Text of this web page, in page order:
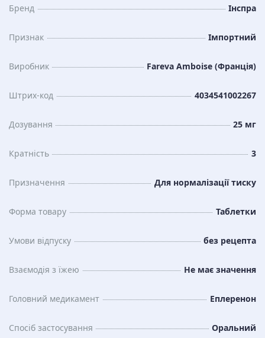
Бренд Інспра
Признак Імпортний
Виробник Fareva Amboise (Франція)
Штрих-код 4034541002267
Дозування 25 мг
Кратність 3
Призначення Для нормалізації тиску
Форма товару Таблетки
Умови відпуску без рецепта
Взаємодія з їжею Не має значення
Головний медикамент Еплеренон
Спосіб застосування Оральний